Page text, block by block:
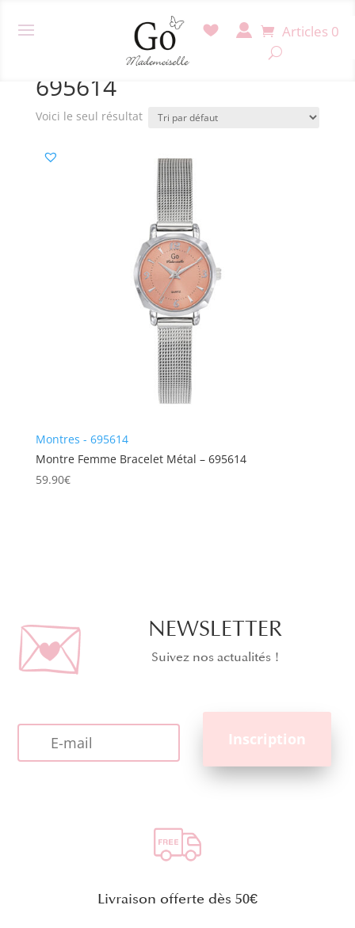
Articles 0
/ Produit Référence / 695614
695614
Voici le seul résultat
Montres - 695614
Montre Femme Bracelet Métal – 695614
59.90€
NEWSLETTER
Suivez nos actualités !
Livraison offerte dès 50€